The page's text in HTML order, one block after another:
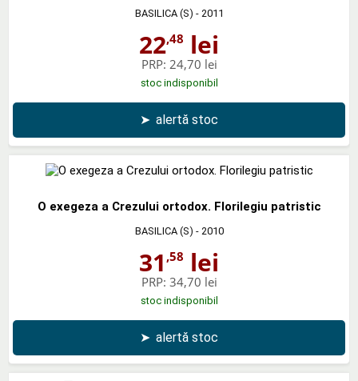
BASILICA (S) - 2011
22,48 lei
PRP: 24,70 lei
stoc indisponibil
➤ alertă stoc
O exegeza a Crezului ortodox. Florilegiu patristic
BASILICA (S) - 2010
31 ,58 lei
PRP: 34,70 lei
stoc indisponibil
➤ alertă stoc